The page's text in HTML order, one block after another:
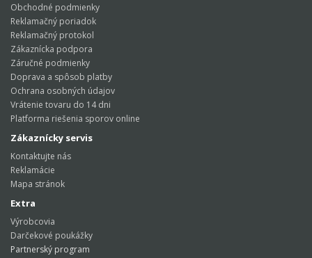
Obchodné podmienky
Reklamačný poriadok
Reklamačný protokol
Zákaznícka podpora
Záručné podmienky
Doprava a spôsob platby
Ochrana osobných údajov
Vrátenie tovaru do 14 dni
Platforma riešenia sporov online
Zákaznícky servis
Kontaktujte nás
Reklamácie
Mapa stránok
Extra
Výrobcovia
Darčekové poukážky
Partnerský program